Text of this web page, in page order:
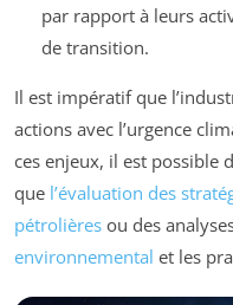
par rapport à leurs
de transition.
Il est impératif que
actions avec l’urgence
ces enjeux, il est possible
que l’évaluation des
pétrolières ou des
environnemental et les